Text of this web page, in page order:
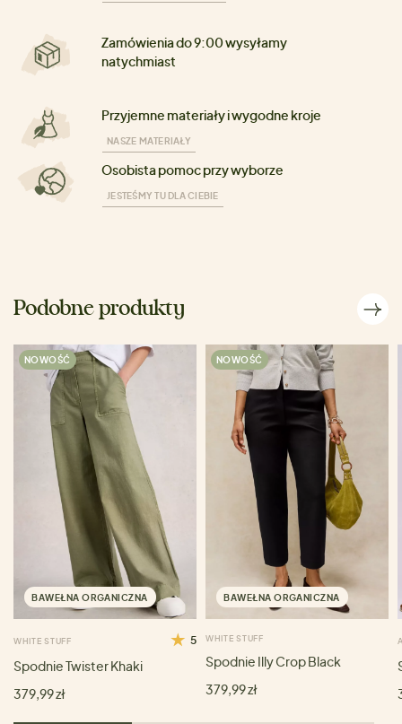
Zamówienia do 9:00 wysyłamy
natychmiast
Przyjemne materiały i wygodne kroje
NASZE MATERIAŁY
Osobista pomoc przy wyborze
JESTEŚMY TU DLA CIEBIE
Podobne produkty
NOWOŚĆ
BAWEŁNA ORGANICZNA
WHITE STUFF 5
Spodnie Twister Khaki
379,99 zł
NOWOŚĆ
BAWEŁNA ORGANICZNA
WHITE STUFF
Spodnie Illy Crop Black
379,99 zł